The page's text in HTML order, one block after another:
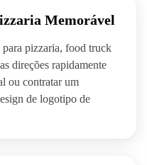
Memorável
pizzaria, food truck
direções rapidamente
ou contratar um
de logotipo de